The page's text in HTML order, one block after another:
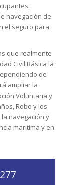
navegación de
el seguro para
que realmente
Civil Básica la
de
ampliar la
Voluntaria y
Robo y los
navegación y
marítima y en